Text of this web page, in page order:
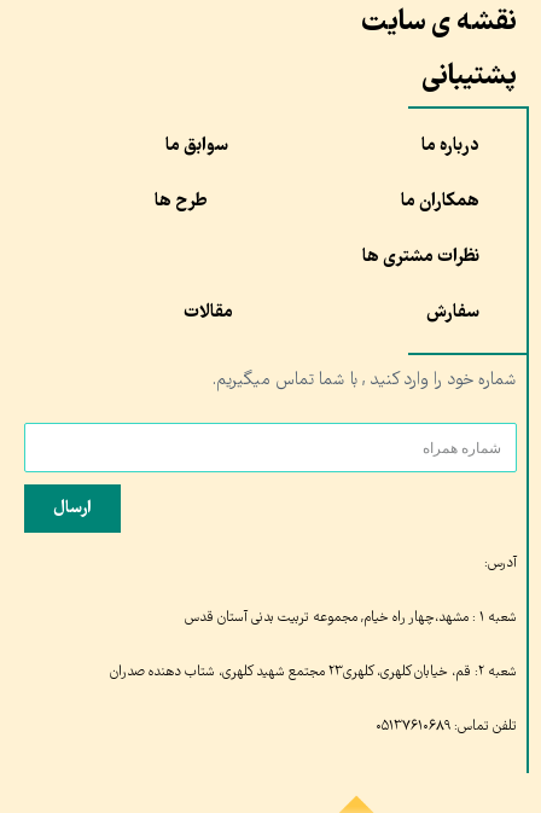
نقشه ی سایت
پشتیبانی
درباره ما سوابق ما
همکاران ما طرح ها
نظرات مشتری ها
سفارش مقالات
شماره خود را وارد کنید , با شما تماس میگیریم.
ارسال
آدرس:
شعبه ۱ : مشهد،چهار راه خیام, مجموعه تربیت بدنی آستان قدس
شعبه ۲: قم، خیابان کلهری، کلهری۲۳ مجتمع شهید کلهری، شتاب دهنده صدران
تلفن تماس: ۰۵۱۳۷۶۱۰۶۸۹